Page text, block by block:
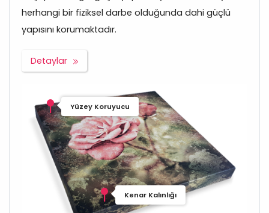
herhangi bir fiziksel darbe olduğunda dahi güçlü
yapısını korumaktadır.
Detaylar
Yüzey Koruyucu
Kenar Kalınlığı